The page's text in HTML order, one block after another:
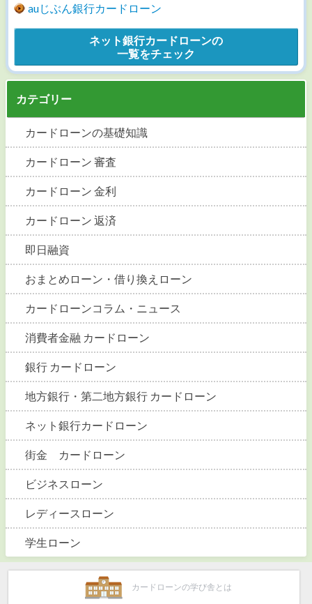
auじぶん銀行カードローン
ネット銀行カードローンの
一覧をチェック
カテゴリー
カードローンの基礎知識
カードローン 審査
カードローン 金利
カードローン 返済
即日融資
おまとめローン・借り換えローン
カードローンコラム・ニュース
消費者金融 カードローン
銀行 カードローン
地方銀行・第二地方銀行 カードローン
ネット銀行カードローン
街金 カードローン
ビジネスローン
レディースローン
学生ローン
カードローンの学び舎とは